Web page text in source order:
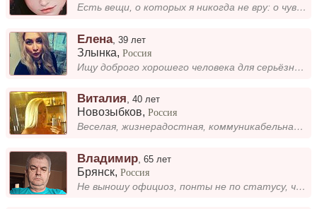
Есть вещи, о которых я никогда не вру: о чувствах, о том, что люблю или скучаю. Банально, но на самом деле такие слова о...
Елена,39 лет
Злынка,Россия
Ищу доброго хорошего человека для серьёзных отношений
Виталия ,40 лет
Новозыбков,Россия
Веселая, жизнерадостная, коммуникабельная, люблю активный образ жизни
Владимир ,65 лет
Брянск,Россия
Не выношу официоз, понты не по статусу, чрезмерный умный вид. Я обожаю одеваться в удобное, а не модное. Главное каждый...